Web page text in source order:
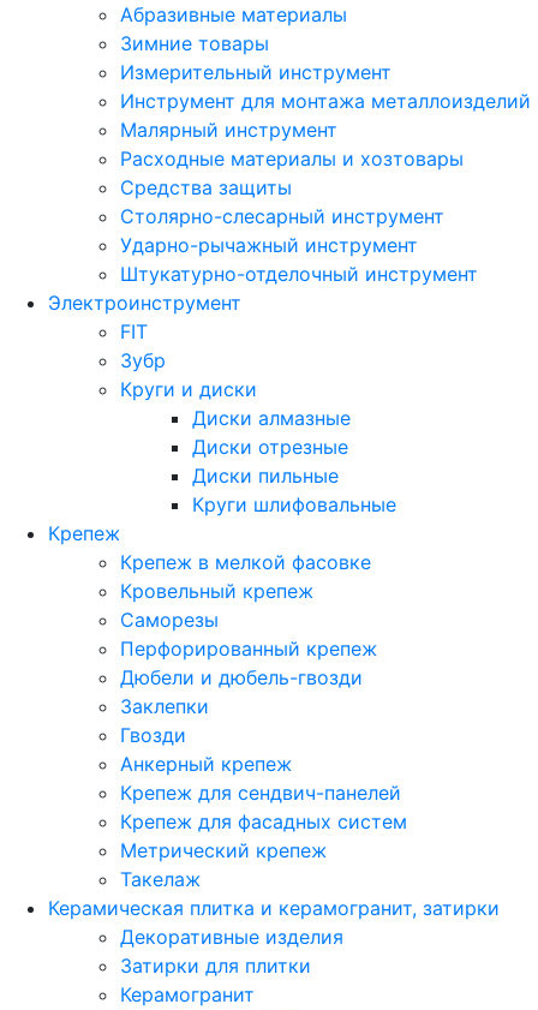
Абразивные материалы
Зимние товары
Измерительный инструмент
Инструмент для монтажа металлоизделий
Малярный инструмент
Расходные материалы и хозтовары
Средства защиты
Столярно-слесарный инструмент
Ударно-рычажный инструмент
Штукатурно-отделочный инструмент
Электроинструмент
FIT
Зубр
Круги и диски
Диски алмазные
Диски отрезные
Диски пильные
Круги шлифовальные
Крепеж
Крепеж в мелкой фасовке
Кровельный крепеж
Саморезы
Перфорированный крепеж
Дюбели и дюбель-гвозди
Заклепки
Гвозди
Анкерный крепеж
Крепеж для сендвич-панелей
Крепеж для фасадных систем
Метрический крепеж
Такелаж
Керамическая плитка и керамогранит, затирки
Декоративные изделия
Затирки для плитки
Керамогранит